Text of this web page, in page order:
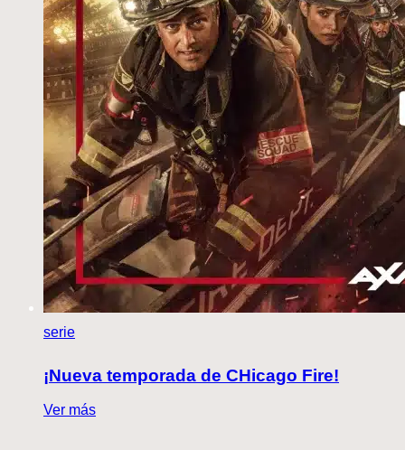
serie
¡Nueva temporada de CHicago Fire!
Ver más